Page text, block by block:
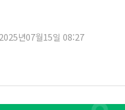
2025년07월15일 08:27